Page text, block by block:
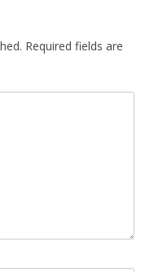
Required fields are